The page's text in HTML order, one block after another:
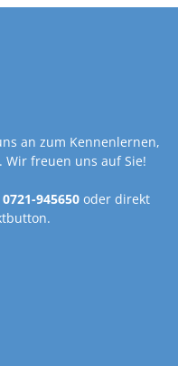
an zum Kennenlernen,
freuen uns auf Sie!
945650oder direkt